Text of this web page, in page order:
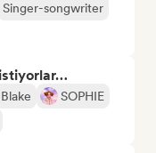
Singer-songwriter
SOPHIE